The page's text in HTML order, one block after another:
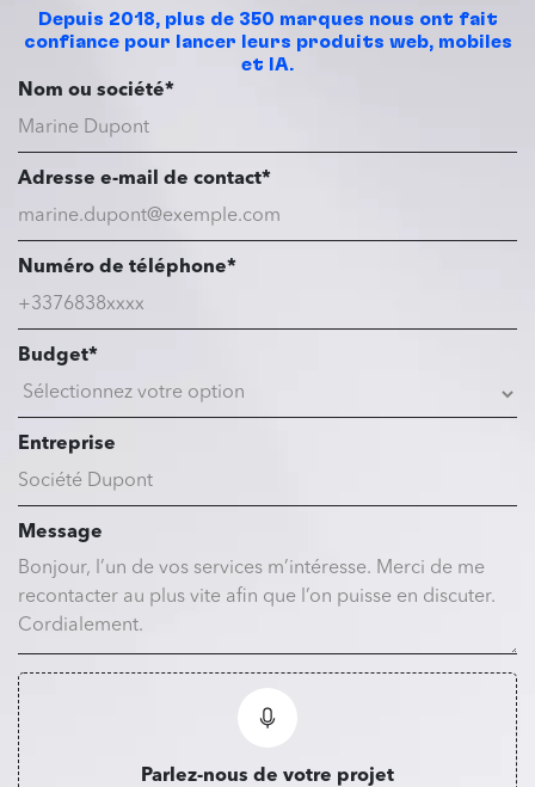
Depuis 2018, plus de 350 marques nous ont fait
confiance pour lancer leurs produits web, mobiles
et IA.
Nom ou société*
Adresse e-mail de contact*
Numéro de téléphone*
Budget*
Entreprise
Message
Parlez-nous de votre projet